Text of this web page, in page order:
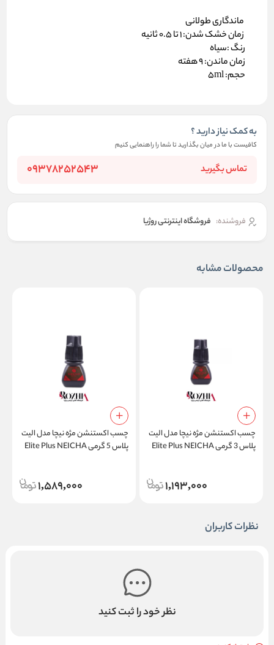
ماندگاری طولانی
زمان خشک شدن: 1 تا 0.5 ثانیه
رنگ :سیاه
زمان ماندن: 9 هفته
حجم: 5ml
به کمک نیاز دارید ؟
کافیست با ما در میان بگذارید تا شما را راهنمایی کنیم
تماس بگیرید 09378252543
فروشنده: فروشگاه اینترنتی روژیا
محصولات مشابه
چسب اکستنشن مژه نیچا مدل الیت
پلاس 3 گرمی Elite Plus NEICHA
1,193,000
چسب اکستنشن مژه نیچا مدل الیت
پلاس 5 گرمی Elite Plus NEICHA
1,589,000
نظرات کاربران
نظر خود را ثبت کنید